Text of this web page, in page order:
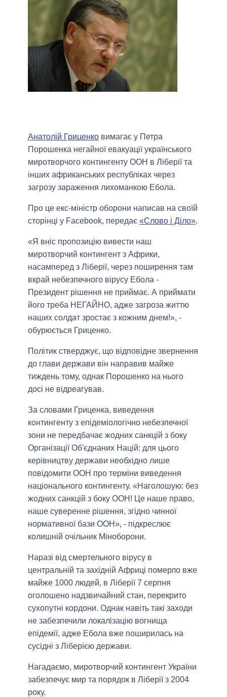
Анатолій Гриценко вимагає у Петра
Порошенка негайної евакуації українського
миротворчого контингенту ООН в Ліберії та
інших африканських республіках через
загрозу зараження лихоманкою Ебола.
Про це екс-міністр оборони написав на своїй
сторінці у Facebook, передає «Слово і Діло».
«Я вніс пропозицію вивести наш
миротворчий контингент з Африки,
насамперед з Ліберії, через поширення там
вкрай небезпечного вірусу Ебола -
Президент рішення не приймає. А приймати
його треба НЕГАЙНО, адже загроза життю
наших солдат зростає з кожним днем!», -
обурюється Гриценко.
Політик стверджує, що відповідне звернення
до глави держави він направив майже
тиждень тому, однак Порошенко на нього
досі не відреагував.
За словами Гриценка, виведення
контингенту з епідеміологічно небезпечної
зони не передбачає жодних санкцій з боку
Організації Об'єднаних Націй: для цього
керівництву держави необхідно лише
повідомити ООН про терміни виведення
національного контингенту. «Наголошую: без
жодних санкцій з боку ООН! Це наше право,
наше суверенне рішення, згідно чинної
нормативної бази ООН», - підкреслює
колишній очільник Міноборони.
Наразі від смертельного вірусу в
центральній та західній Африці померло вже
майже 1000 людей, в Ліберії 7 серпня
оголошено надзвичайний стан, перекрито
сухопутні кордони. Однак навіть такі заходи
не забезпечили локалізацію вогнища
епідемії, адже Ебола вже поширилась на
сусідні з Ліберією держави.
Нагадаємо, миротворчий контингент України
забезпечує мир та порядок в Ліберії з 2004
року.